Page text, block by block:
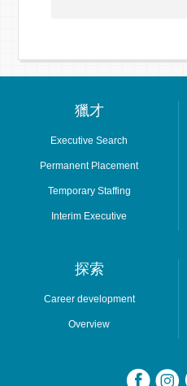
獵才
Executive Search
Permanent Placement
Temporary Staffing
Interim Executive
探索
Career development
Overview